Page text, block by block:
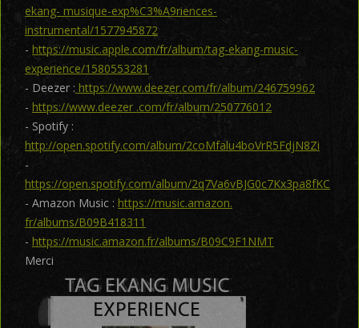
ekang- musique-exp%C3%A9riences-
instrumental/1577945872
- https://music.apple.com/fr/album/tag-ekang-music-
experience/1580553281
- Deezer : https://www.deezer.com/fr/album/246759962
- https://www.deezer .com/fr/album/250776012
- Spotify :
http://open.spotify.com/album/2coMfalu4boVrR5FdjN8Zi
-
https://open.spotify.com/album/2q7Va6vBJG0c7Kx3pa8fKC
- Amazon Music : https://music.amazon.
fr/albums/B09B418311
- https://music.amazon.fr/albums/B09C9F1NMT
Merci